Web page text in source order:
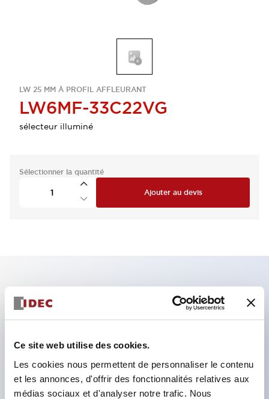
Ce site web utilise des cookies.
Les cookies nous permettent de personnaliser le contenu
et les annonces, d'offrir des fonctionnalités relatives aux
médias sociaux et d'analyser notre trafic. Nous
LW 25 MM À PROFIL AFFLEURANT
LW6MF-33C22VG
sélecteur illuminé
Sélectionner la quantité
Ajouter au devis
Caractéristiques clés
Le commutateur sélecteur avec clé adopte une
structure à goupille à cylindre haute sécurité
La structure de protection est IP65 (IEC60529)